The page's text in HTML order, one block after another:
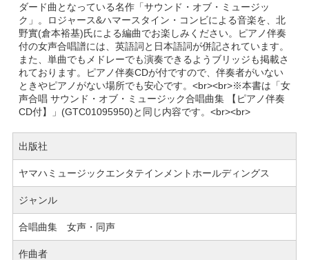
ダード曲となっている名作「サウンド・オブ・ミュージッ
ク」。ロジャース&ハマースタイン・コンビによる音楽を、北
野實(倉本裕基)氏による編曲でお楽しみください。ピアノ伴奏
付の女声合唱譜には、英語詞と日本語詞が併記されています。
また、単曲でもメドレーでも演奏できるようブリッジも掲載さ
れております。ピアノ伴奏CDが付ですので、伴奏者がいない
ときやピアノがない場所でも安心です。<br><br>※本書は「女
声合唱 サウンド・オブ・ミュージック合唱曲集 【ピアノ伴奏
CD付】」(GTC01095950)と同じ内容です。<br><br>
出版社
ヤマハミュージックエンタテインメントホールディングス
ジャンル
合唱曲集 女声・同声
作曲者